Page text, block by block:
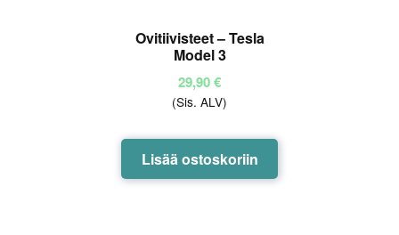
Ovitiivisteet – Tesla
Model 3
29,90€
(Sis. ALV)
Lisää ostoskoriin